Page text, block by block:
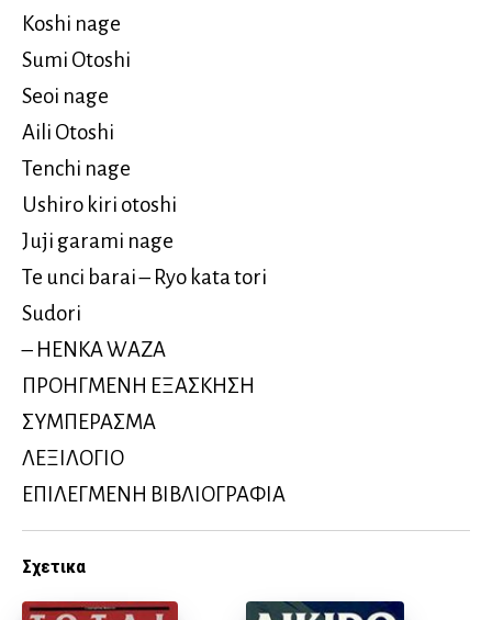
Koshi nage
Sumi Otoshi
Seoi nage
Aili Otoshi
Tenchi nage
Ushiro kiri otoshi
Juji garami nage
Te unci barai – Ryo kata tori
Sudori
– HENKA WAZA
ΠΡΟΗΓΜΕΝΗ ΕΞΑΣΚΗΣΗ
ΣΥΜΠΕΡΑΣΜΑ
ΛΕΞΙΛΟΓΙΟ
ΕΠΙΛΕΓΜΕΝΗ ΒΙΒΛΙΟΓΡΑΦΙΑ
Σχετικα